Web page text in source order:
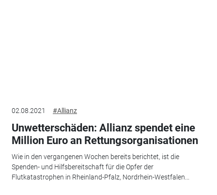
02.08.2021 #Allianz
Unwetterschäden: Allianz spendet eine
Million Euro an Rettungsorganisationen
Wie in den vergangenen Wochen bereits berichtet, ist die
Spenden- und Hilfsbereitschaft für die Opfer der
Flutkatastrophen in Rheinland-Pfalz, Nordrhein-Westfalen...